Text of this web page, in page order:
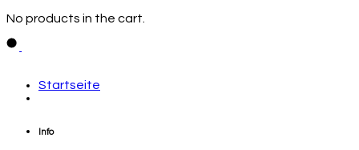
No products in the cart.
Startseite
Info